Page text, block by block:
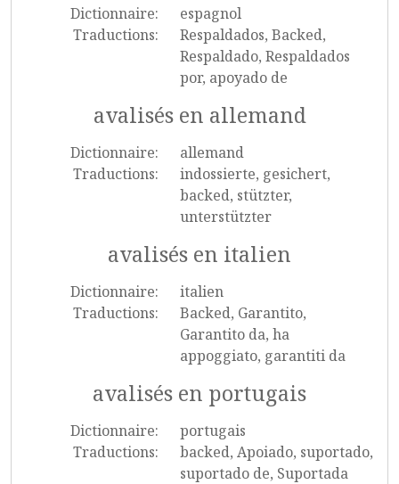
Dictionnaire:
espagnol
Traductions:
Respaldados, Backed,
Respaldado, Respaldados
por, apoyado de
avalisés en allemand
Dictionnaire:
allemand
Traductions:
indossierte, gesichert,
backed, stützter,
unterstützter
avalisés en italien
Dictionnaire:
italien
Traductions:
Backed, Garantito,
Garantito da, ha
appoggiato, garantiti da
avalisés en portugais
Dictionnaire:
portugais
Traductions:
backed, Apoiado, suportado,
suportado de, Suportada